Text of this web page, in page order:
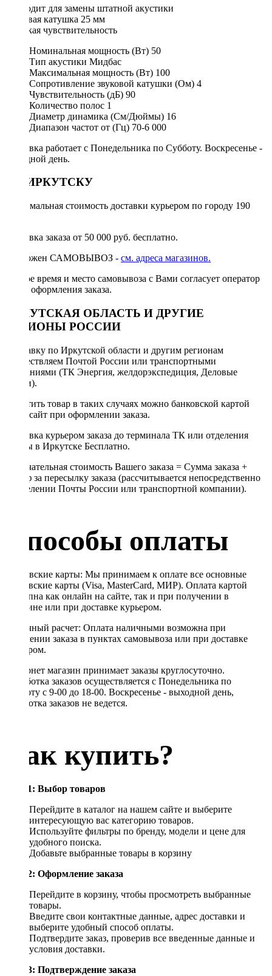
Подходит для замены штатной акустики
Звуковая катушка 25 мм
Высокая чувствительность
Номинальная мощность (Вт) 50
Тип акустики Мидбас
Максимальная мощность (Вт) 100
Сопротивление звуковой катушки (Ом) 4
Чувствительность (дБ) 90
Количество полос 1
Диаметр динамика (См/Дюймы) 16
Диапазон частот от (Гц) 70-6 000
Доставка работает с Понедельника по Субботу. Воскресенье -
выходной день.
ПО ИРКУТСКУ
Минимальная стоимость доставки курьером по городу 190
Доставка заказа от 50 000 руб. бесплатно.
Возможен САМОВЫВОЗ - см. адреса магазинов.
Точное время и место самовывоза с Вами согласует оператор
после оформления заказа.
ИРКУТСКАЯ ОБЛАСТЬ И ДРУГИЕ
РЕГИОНЫ РОССИИ
Отправку по Иркутской области и другим регионам
осуществляем Почтой России или транспортными
компаниями (ТК Энергия, желдорэкспедиция, Деловые
линии).
Оплатить товар в таких случаях можно банковской картой
через сайт при оформлении заказа.
Доставка курьером заказа до терминала ТК или отделения
Почты в Иркутске Бесплатно.
Окончательная стоимость Вашего заказа = Сумма заказа +
Тариф за пересылку заказа (рассчитывается непосредственно
в отделении Почты России или транспортной компании).
Способы оплаты
Банковские карты: Мы принимаем к оплате все основные
банковские карты (Visa, MasterCard, МИР). Оплата картой
доступна как онлайн на сайте, так и при получении в
магазине или при доставке курьером.
Наличный расчет: Оплата наличными возможна при
получении заказа в пунктах самовывоза или при доставке
курьером.
Интернет магазин принимает заказы круглосуточно.
Обработка заказов осуществляется с Понедельника по
Субботу с 9-00 до 18-00. Воскресенье - выходной день,
обработка заказов не ведется.
Как купить?
Шаг 1: Выбор товаров
Перейдите в каталог на нашем сайте и выберите
интересующую вас категорию товаров.
Используйте фильтры по бренду, модели и цене для
удобного поиска.
Добавьте выбранные товары в корзину
Шаг 2: Оформление заказа
Перейдите в корзину, чтобы просмотреть выбранные
товары.
Введите свои контактные данные, адрес доставки и
выберите удобный способ оплаты.
Подтвердите заказ, проверив все введенные данные и
условия доставки.
Шаг 3: Подтверждение заказа